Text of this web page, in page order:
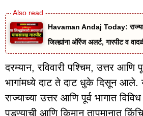
Havaman Andaj Today:
जिल्ह्यांना ऑरेंज अलर्ट, गारपीट व
दरम्यान, रविवारी पश्चिम, उत्तर आणि
भागांमध्ये दाट ते दाट धुके दिसून आले.
राज्याच्या उत्तर आणि पूर्व भागात
पडण्याची आणि किमान तापमानात